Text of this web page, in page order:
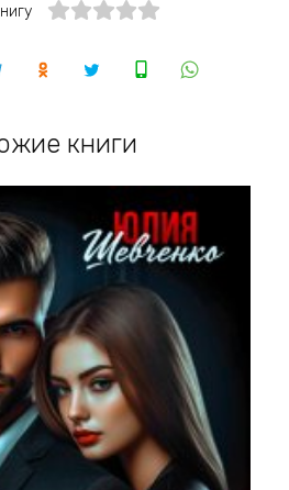
книги